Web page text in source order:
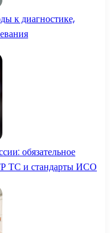
к диагностике,
обязательное
ТС и стандарты ИСО